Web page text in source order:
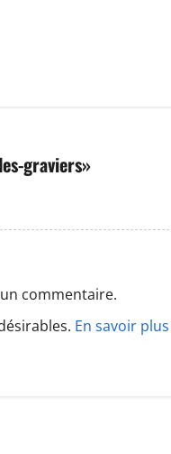
graviers»
commentaire.
En savoir